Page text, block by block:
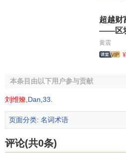
首先，“千禧一代”成长于我国
开放以来，中国经济开始了长期
价计算，我国2017年GDP总量相
局之年）的近150倍。与此同时，
们充分享受到了经济增长的红利，
其次，“千禧一代”的出生与成
年，“计划生育”被写入十二大报告
代”正是在这一时代背景下出生，
构通常也为“4+2+1”的形式。作为
超越财
——区
黄震
¥
本条目由以下用户参与贡献
刘维燎 Dan 33
页面分类: 名词术语
评论(共0条)